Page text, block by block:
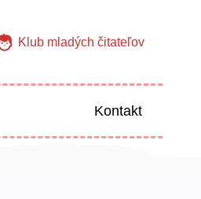
Klub mladých čitateľov
Kontakt